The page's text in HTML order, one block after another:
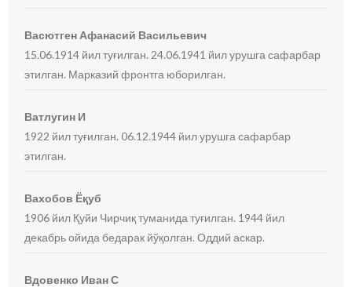
Васютген Афанасий Васильевич
15.06.1914 йил туғилган. 24.06.1941 йил урушга сафарбар
этилган. Марказий фронтга юборилган.
Ватлугин И
1922 йил туғилган. 06.12.1944 йил урушга сафарбар
этилган.
Вахобов Ёқуб
1906 йил Қуйи Чирчиқ туманида туғилган. 1944 йил
декабрь ойида бедарак йўқолган. Оддий аскар.
Вдовенко Иван С